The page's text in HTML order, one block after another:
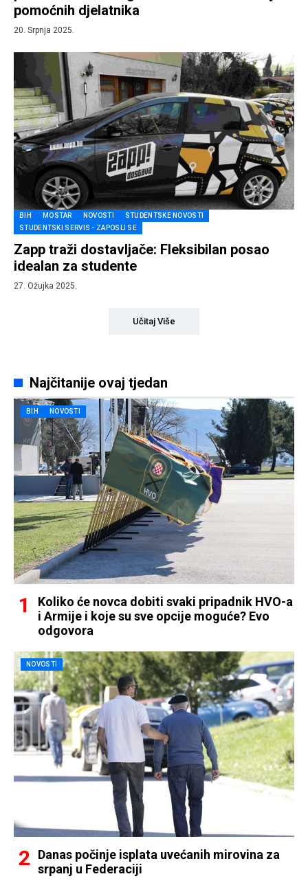
pomoćnih djelatnika
20. Srpnja 2025.
BIH MOSTAR NOVOSTI
STUDENTSKE NOVOSTI
STUDENTSKI SERVIS - ZAPOSLI SE
Zapp traži dostavljače: Fleksibilan posao
idealan za studente
27. Ožujka 2025.
Učitaj Više
Najčitanije ovaj tjedan
BIH NOVOSTI
Koliko će novca dobiti svaki pripadnik HVO-a
i Armije i koje su sve opcije moguće? Evo
odgovora
NOVOSTI
Danas počinje isplata uvećanih mirovina za
srpanj u Federaciji